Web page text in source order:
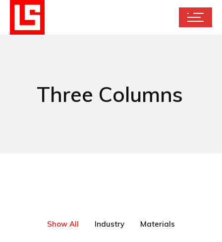
Three Columns
Show All Industry Materials